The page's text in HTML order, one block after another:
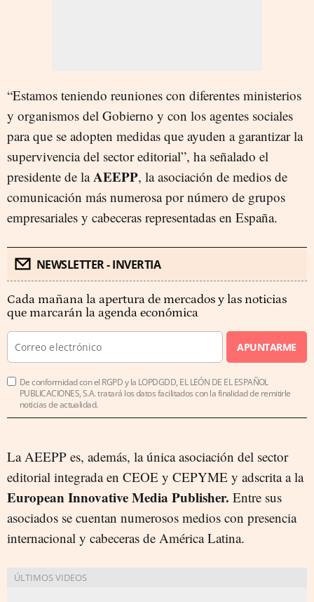
“Estamos teniendo reuniones con diferentes ministerios
y organismos del Gobierno y con los agentes sociales
para que se adopten medidas que ayuden a garantizar la
supervivencia del sector editorial”, ha señalado el
presidente de laAEEPP, la asociación de medios de
comunicación más numerosa por número de grupos
empresariales y cabeceras representadas en España.
NEWSLETTER - INVERTIA
Cada mañana la apertura de mercados y las noticias
que marcarán la agenda económica
APUNTARME
De conformidad con el RGPD y la LOPDGDD, EL LEÓN DE EL ESPAÑOL
PUBLICACIONES, S.A. tratará los datos facilitados con la finalidad de remitirle
noticias de actualidad.
La AEEPP es, además, la única asociación del sector
editorial integrada en CEOE y CEPYME y adscrita a la
European Innovative Media Publisher. Entre sus
asociados se cuentan numerosos medios con presencia
internacional y cabeceras de América Latina.